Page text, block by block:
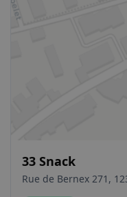
33 Snack
Rue de Bernex 271,